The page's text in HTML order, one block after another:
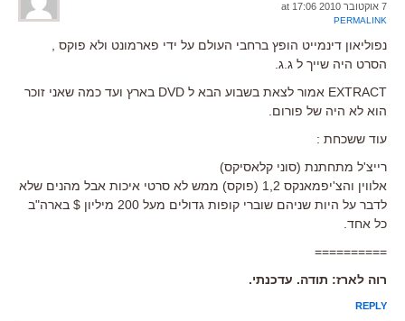
7 אוקטובר 2010 at 17:06
PERMALINK
נפוליאון דינמייט הופץ ברחבי העולם על ידי פארמונט ולא פוקס ,
הסרט היה שייך ל ג.ג.
EXTRACT אמור לצאת בשבוע הבא ל DVD בארץ ועד כמה שאני זוכר
הוא לא היה של פורום.
עוד ששכחת :
רייצ'ל מתחתנת (סוני קלאסיקס)
אלווין והצ'יפמאנקס 1,2 (פוקס) ממש לא סרטי איכות אבל מהנים שלא
לדבר על היות שניהם שוברי קופות גדולים מעל 200 מיליון $ בארה"ב
כל אחד.
==========
רוה לארז: תודה. עדכנתי.
REPLY